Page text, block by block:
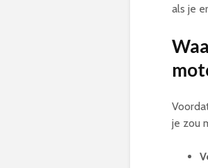
als je
je zou